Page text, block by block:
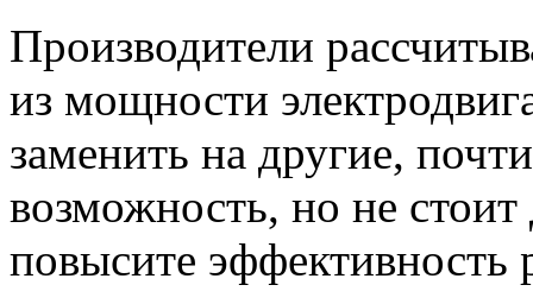
Производители
из мощности
заменить на другие,
возможность, но не
повысите эффективность